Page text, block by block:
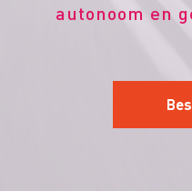
autonoom en